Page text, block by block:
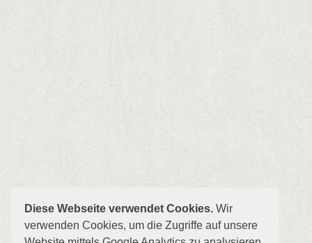
Diese Webseite verwendet Cookies. Wir
verwenden Cookies, um die Zugriffe auf unsere